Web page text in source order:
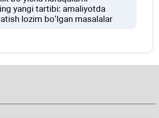
yangi tartibi: amaliyotda
lozim boʻlgan masalalar